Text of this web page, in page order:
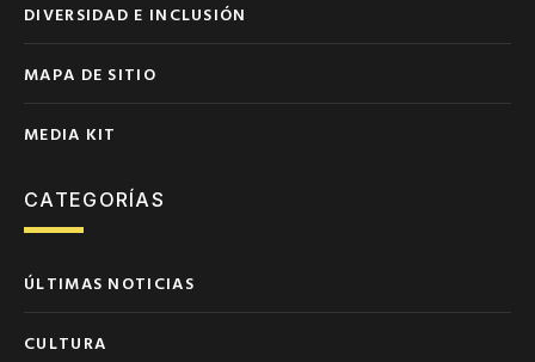
DIVERSIDAD E INCLUSIÓN
MAPA DE SITIO
MEDIA KIT
CATEGORÍAS
ÚLTIMAS NOTICIAS
CULTURA